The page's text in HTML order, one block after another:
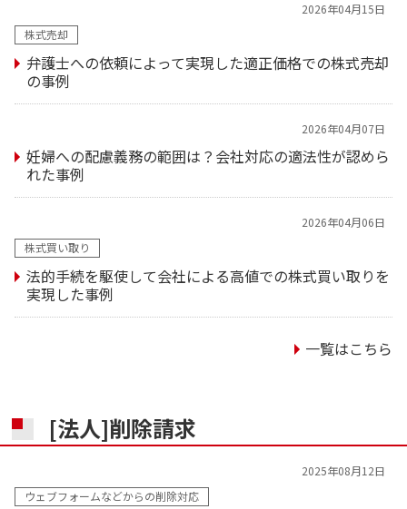
2026年04月15日
株式売却
弁護士への依頼によって実現した適正価格での株式売却
の事例
2026年04月07日
妊婦への配慮義務の範囲は？会社対応の適法性が認めら
れた事例
2026年04月06日
株式買い取り
法的手続を駆使して会社による高値での株式買い取りを
実現した事例
一覧はこちら
[法人]削除請求
2025年08月12日
ウェブフォームなどからの削除対応